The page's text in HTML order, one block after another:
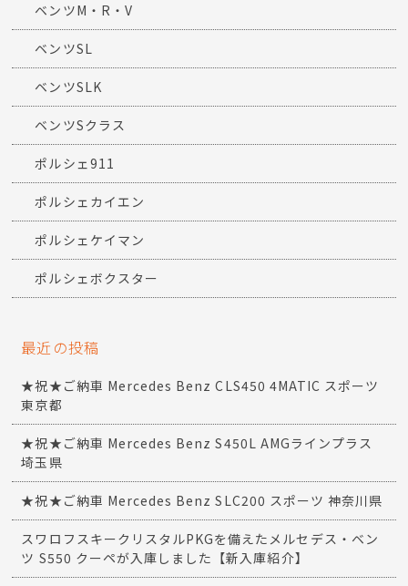
ベンツM・R・V
ベンツSL
ベンツSLK
ベンツSクラス
ポルシェ911
ポルシェカイエン
ポルシェケイマン
ポルシェボクスター
最近の投稿
★祝★ご納車 Mercedes Benz CLS450 4MATIC スポーツ
東京都
★祝★ご納車 Mercedes Benz S450L AMGラインプラス
埼玉県
★祝★ご納車 Mercedes Benz SLC200 スポーツ 神奈川県
スワロフスキークリスタルPKGを備えたメルセデス・ベン
ツ S550 クーペが入庫しました【新入庫紹介】